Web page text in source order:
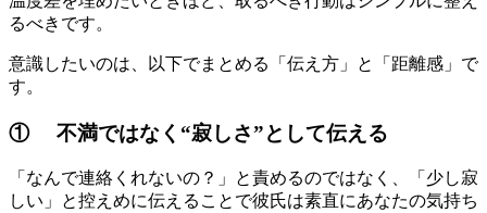
るべきです。
意識したいのは、以下でまとめる「伝え方」と「距離感」で
す。
① 不満ではなく“寂しさ”として伝える
「なんで連絡くれないの？」と責めるのではなく、「少し寂
しい」と控えめに伝えることで彼氏は素直にあなたの気持ち